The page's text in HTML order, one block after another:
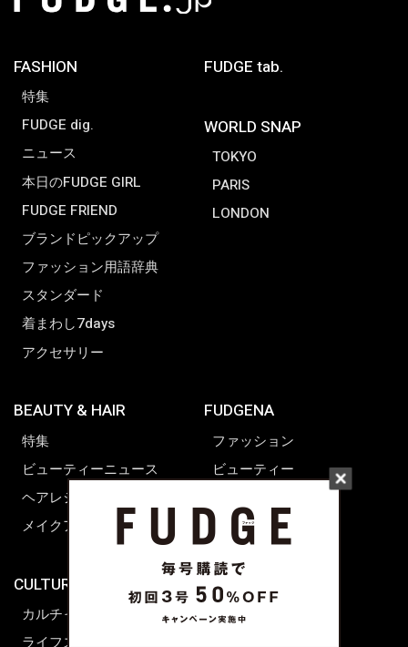
FASHION
特集
FUDGE dig.
ニュース
本日のFUDGE GIRL
FUDGE FRIEND
ブランドピックアップ
ファッション用語辞典
スタンダード
着まわし7days
アクセサリー
FUDGE tab.
WORLD SNAP
TOKYO
PARIS
LONDON
BEAUTY & HAIR
特集
ビューティーニュース
ヘアレシピ ストーリーズ
メイクアップティップス
CULTURE & LIFE
カルチャー
ライフスタイル
FUDGENA
ファッション
ビューティー
ライフスタイル